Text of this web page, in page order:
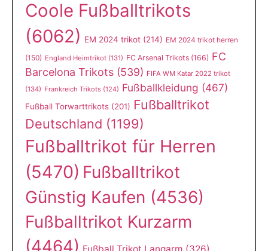
Coole Fußballtrikots
(6062) EM 2024 trikot (214) EM 2024 trikot herren
(150) England Heimtrikot (131) FC Arsenal Trikots (166) FC
Barcelona Trikots (539) FIFA WM Katar 2022 trikot
(134) Frankreich Trikots (124) Fußballkleidung (467)
Fußball Torwarttrikots (201) Fußballtrikot
Deutschland (1199)
Fußballtrikot für Herren
(5470) Fußballtrikot
Günstig Kaufen (4536)
Fußballtrikot Kurzarm
(4464)